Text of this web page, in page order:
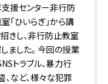
援センター非行防
「ひいらぎ」から講
きし、非行防止教室
ました。 今回の授業
トラブル、暴力行
、など、様々な犯罪